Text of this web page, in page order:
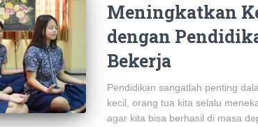
Meningkatkan
dengan
Bekerja
Pendidikan sangatlah penting
kecil, orang tua kita selalu
agar kita bisa berhasil di masa